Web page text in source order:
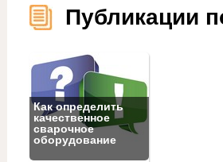
Публикации
Как определить
качественное
сварочное
оборудование